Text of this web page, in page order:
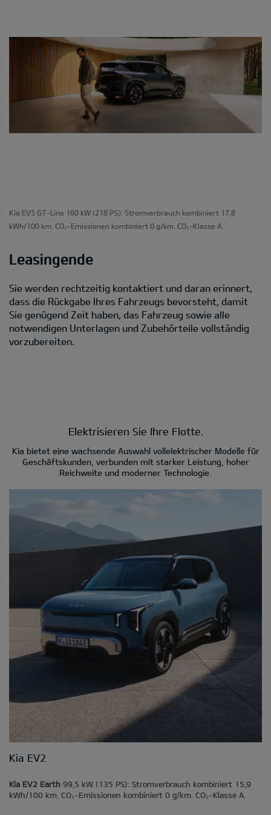
Kia EV5 GT-Line 160 kW (218 PS): Stromverbrauch kombiniert 17,8
kWh/100 km. CO₂-Emissionen kombiniert 0 g/km. CO₂-Klasse A.
Leasingende
Sie werden rechtzeitig kontaktiert und daran erinnert,
dass die Rückgabe Ihres Fahrzeugs bevorsteht, damit
Sie genügend Zeit haben, das Fahrzeug sowie alle
notwendigen Unterlagen und Zubehörteile vollständig
vorzubereiten.
Elektrisieren Sie Ihre Flotte.
Kia bietet eine wachsende Auswahl vollelektrischer Modelle für
Geschäftskunden, verbunden mit starker Leistung, hoher
Reichweite und moderner Technologie.
Kia EV2
Kia EV2 Earth 99,5 kW (135 PS): Stromverbrauch kombiniert 15,9
kWh/100 km. CO₂-Emissionen kombiniert 0 g/km. CO₂-Klasse A.